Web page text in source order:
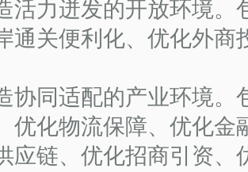
力迸发的开放环境。
通关便利化、优化外商
同适配的产业环境。
优化物流保障、优化金
应链、优化招商引资、